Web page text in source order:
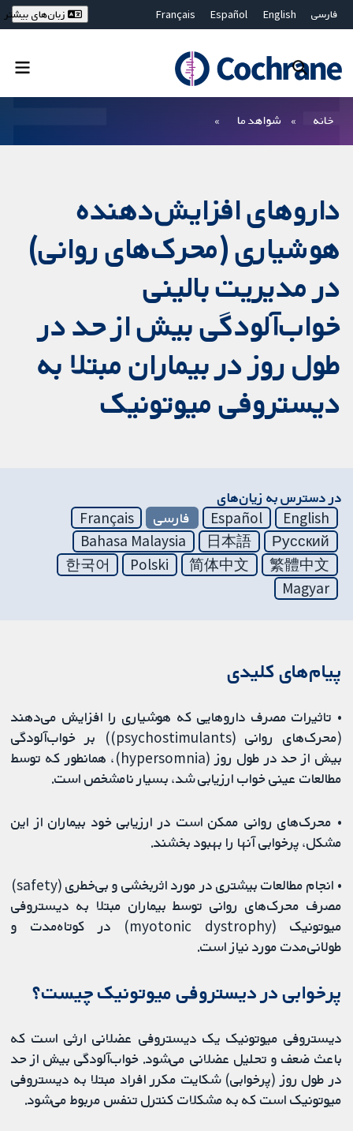
فارسی English
Español
Français
Bahasa Malaysia
ไทย
繁體中文
زبان‌های بیشتر
خانه شواهد ما
داروهای افزایش‌دهنده
هوشیاری (محرک‌های روانی)
در مدیریت بالینی
خواب‌آلودگی بیش از حد در
طول روز در بیماران مبتلا به
دیستروفی میوتونیک
در دسترس به زیان‌های
English
Español فارسی
Français
Русский
日本語
Bahasa Malaysia
繁體中文
简体中文
Polski
한국어
Magyar
پیام‌های کلیدی
• تاثیرات مصرف داروهایی که هوشیاری را افزایش می‌دهند
(محرک‌های روانی (psychostimulants)) بر خواب‌آلودگی
بیش از حد در طول روز (hypersomnia)، همانطور که توسط
مطالعات عینی خواب ارزیابی شد، بسیار نامشخص است.
• محرک‌های روانی ممکن است در ارزیابی خود بیماران از این
مشکل، پرخوابی آنها را بهبود بخشند.
• انجام مطالعات بیشتری در مورد اثربخشی و بی‌خطری (safety)
مصرف محرک‌های روانی توسط بیماران مبتلا به دیستروفی
میوتونیک (myotonic dystrophy) در کوتاه‌مدت و
طولانی‌مدت مورد نیاز است.
پرخوابی در دیستروفی میوتونیک چیست؟
دیستروفی میوتونیک یک دیستروفی عضلانی ارثی است که
باعث ضعف و تحلیل عضلانی می‌شود. خواب‌آلودگی بیش از حد
در طول روز (پرخوابی) شکایت مکرر افراد مبتلا به دیستروفی
میوتونیک است که به مشکلات کنترل تنفس مربوط می‌شود.